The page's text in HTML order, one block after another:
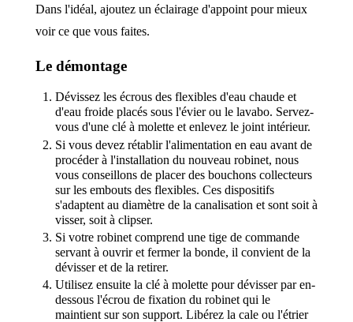
Dans l'idéal, ajoutez un éclairage d'appoint pour mieux
voir ce que vous faites.
Le démontage
Dévissez les écrous des flexibles d'eau chaude et
d'eau froide placés sous l'évier ou le lavabo. Servez-
vous d'une clé à molette et enlevez le joint intérieur.
Si vous devez rétablir l'alimentation en eau avant de
procéder à l'installation du nouveau robinet, nous
vous conseillons de placer des bouchons collecteurs
sur les embouts des flexibles. Ces dispositifs
s'adaptent au diamètre de la canalisation et sont soit à
visser, soit à clipser.
Si votre robinet comprend une tige de commande
servant à ouvrir et fermer la bonde, il convient de la
dévisser et de la retirer.
Utilisez ensuite la clé à molette pour dévisser par en-
dessous l'écrou de fixation du robinet qui le
maintient sur son support. Libérez la cale ou l'étrier